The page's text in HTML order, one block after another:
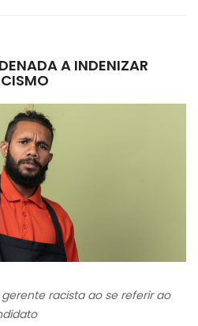
A INDENIZAR
racista ao se referir ao